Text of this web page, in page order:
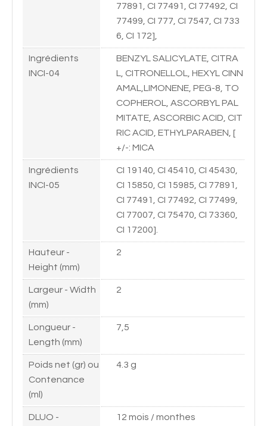
77891, CI 77491, CI 77492, CI
77499, CI 777, CI 7547, CI 733
6, CI 172],
Ingrédients
INCI-04
BENZYL SALICYLATE, CITRA
L, CITRONELLOL, HEXYL CINN
AMAL,LIMONENE, PEG-8, TO
COPHEROL, ASCORBYL PAL
MITATE, ASCORBIC ACID, CIT
RIC ACID, ETHYLPARABEN, [
+/-: MICA
Ingrédients
INCI-05
CI 19140, CI 45410, CI 45430,
CI 15850, CI 15985, CI 77891,
CI 77491, CI 77492, CI 77499,
CI 77007, CI 75470, CI 73360,
CI 17200].
Hauteur -
Height (mm)
2
Largeur - Width
(mm)
2
Longueur -
Length (mm)
7,5
Poids net (gr) ou
Contenance
(ml)
4.3 g
DLUO -
12 mois / monthes